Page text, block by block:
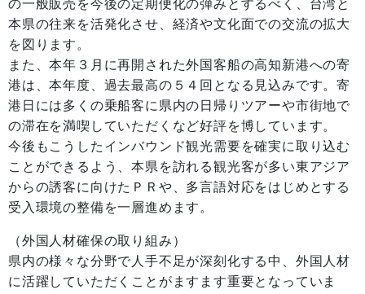
の一般販売を今後の定期便化の弾みとするべく、台湾と
本県の往来を活発化させ、経済や文化面での交流の拡大
を図ります。
また、本年３月に再開された外国客船の高知新港への寄
港は、本年度、過去最高の５４回となる見込みです。寄
港日には多くの乗船客に県内の日帰りツアーや市街地で
の滞在を満喫していただくなど好評を博しています。
今後もこうしたインバウンド観光需要を確実に取り込む
ことができるよう、本県を訪れる観光客が多い東アジア
からの誘客に向けたＰＲや、多言語対応をはじめとする
受入環境の整備を一層進めます。
（外国人材確保の取り組み）
県内の様々な分野で人手不足が深刻化する中、外国人材
に活躍していただくことがますます重要となっていま